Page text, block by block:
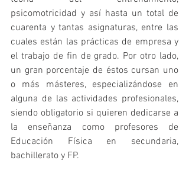
psicomotricidad y así hasta un total de
cuarenta y tantas asignaturas, entre las
cuales están las prácticas de empresa y
el trabajo de fin de grado. Por otro lado,
un gran porcentaje de éstos cursan uno
o más másteres, especializándose en
alguna de las actividades profesionales,
siendo obligatorio si quieren dedicarse a
la enseñanza como profesores de
Educación Física en secundaria,
bachillerato y FP.